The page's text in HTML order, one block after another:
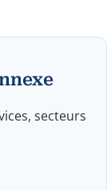
secteurs